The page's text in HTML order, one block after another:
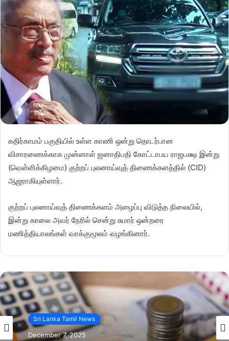
கதிர்காமம் பகுதியில் உள்ள காணி ஒன்று தொடர்பான
விசாரணைக்காக முன்னாள் ஜனாதிபதி கோட்டாபய ராஜபக்ஷ இன்று
(வெள்ளிக்கிழமை) குற்றப் புலனாய்வுத் திணைக்களத்தில் (CID)
ஆஜராகியுள்ளார்.
குற்றப் புலனாய்வுத் திணைக்களம் அழைப்பு விடுத்த நிலையில்,
இன்று காலை அவர் நேரில் சென்று சுமார் ஒன்றரை
மணித்தியாலங்கள் வாக்குமூலம் வழங்கினார்.
Sri Lanka Tamil News
December 7, 2025